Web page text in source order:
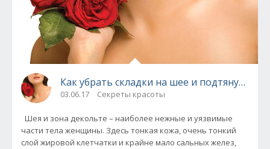
Как убрать складки на шее и подтянуть
03.06.17 Секреты красоты
Шея и зона декольте – наиболее нежные и уязвимые
части тела женщины. Здесь тонкая кожа, очень тонкий
слой жировой клетчатки и крайне мало сальных желез,